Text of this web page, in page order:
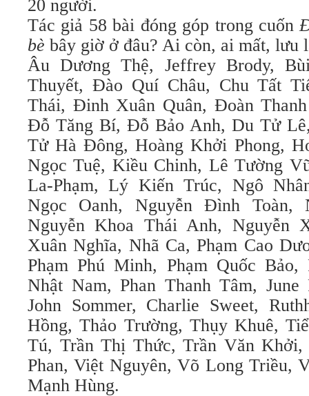
20 người.
Tác giả 58 bài đóng góp trong cuốn
bè bây giờ ở đâu? Ai còn, ai mất, lưu
Âu Dương Thệ, Jeffrey Brody,
Thuyết, Đào Quí Châu, Chu Tất
Thái, Đinh Xuân Quân, Đoàn
Đỗ Tăng Bí, Đỗ Bảo Anh, Du Tử
Tử Hà Đông, Hoàng Khởi Phong,
Ngọc Tuệ, Kiều Chinh, Lê Tường
La-Phạm, Lý Kiến Trúc, Ngô
Ngọc Oanh, Nguyễn Đình Toàn,
Nguyễn Khoa Thái Anh, Nguyễn
Xuân Nghĩa, Nhã Ca, Phạm Cao
Phạm Phú Minh, Phạm Quốc
Nhật Nam, Phan Thanh Tâm,
John Sommer, Charlie Sweet,
Hồng, Thảo Trường, Thụy Khuê,
Tú, Trần Thị Thức, Trần Văn Khởi,
Phan, Việt Nguyên, Võ Long Triều,
Mạnh Hùng.